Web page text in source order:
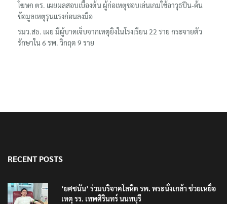
โฆษก ตร. เผยผลสอบเบื้องต้น ผู้ก่อเหตุชอบเล่นเกมใช้อาวุธปืน-ค้น
ข้อมูลเหตุรุนแรงก่อนลงมือ
รมว.สธ. เผย มีผู้บาดเจ็บจากเหตุยิงในโรงเรียน 22 ราย กระจายตัว
รักษาใน 6 รพ. วิกฤต 9 ราย
RECENT POSTS
‘ยศชนัน’ ร่วมบริจาคโลหิต รพ. พระนั่งเกล้า ช่วยเหยื่อ
เหตุ รร. เทพศิรินทร์ นนทบุรี